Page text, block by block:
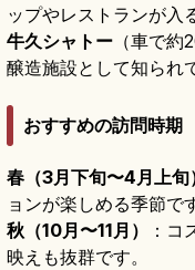
ップやレストランが入
牛久シャトー （車で
醸造施設として知られ
おすすめの訪問時期
春（3月下旬〜4月上旬
ョンが楽しめる季節で
秋（10月〜11月）
：
映えも抜群です。